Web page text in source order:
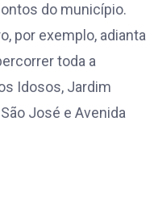
do município.
por exemplo, adianta
toda a
Idosos, Jardim
José e Avenida